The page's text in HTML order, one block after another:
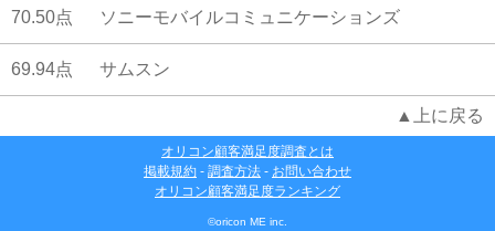
70.50点 ソニーモバイルコミュニケーションズ
69.94点 サムスン
▲上に戻る
オリコン顧客満足度調査とは
掲載規約 - 調査方法 - お問い合わせ
オリコン顧客満足度ランキング
©oricon ME inc.